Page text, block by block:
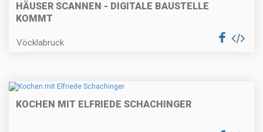
HÄUSER SCANNEN - DIGITALE BAUSTELLE
KOMMT
Vöcklabruck
KOCHEN MIT ELFRIEDE SCHACHINGER